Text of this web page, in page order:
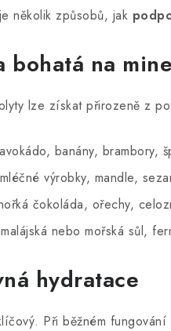
několik způsobů, jak
bohatá na
lze získat přirozeně z
banány, brambory,
výrobky, mandle,
čokoláda, ořechy,
nebo mořská sůl,
hydratace
Při běžném